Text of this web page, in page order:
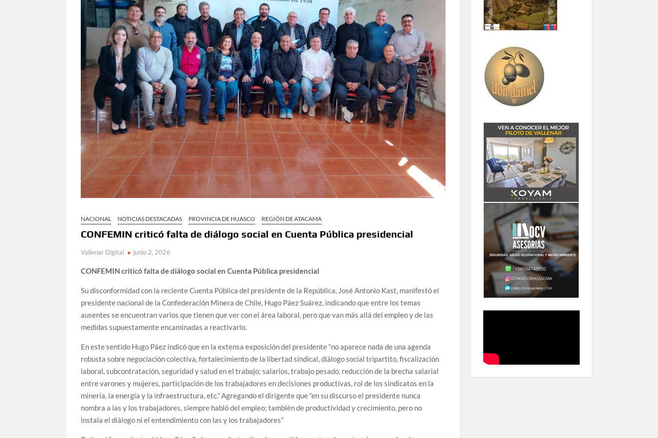
NACIONAL NOTICIAS DESTACADAS PROVINCIA DE HUASCO REGIÓN DE ATACAMA
CONFEMIN criticó falta de diálogo social en Cuenta Pública presidencial
Vallenar Digital junio 2, 2026
CONFEMIN criticó falta de diálogo social en Cuenta Pública presidencial
Su disconformidad con la reciente Cuenta Pública del presidente de la República, José Antonio Kast, manifestó el
presidente nacional de la Confederación Minera de Chile, Hugo Páez Suárez, indicando que entre los temas
ausentes se encuentran varios que tienen que ver con el área laboral, pero que van más allá del empleo y de las
medidas supuestamente encaminadas a reactivarlo.
En este sentido Hugo Páez indicó que en la extensa exposición del presidente “no aparece nada de una agenda
robusta sobre negociación colectiva, fortalecimiento de la libertad sindical, diálogo social tripartito, fiscalización
laboral, subcontratación, seguridad y salud en el trabajo; salarios, trabajo pesado, reducción de la brecha salarial
entre varones y mujeres, participación de los trabajadores en decisiones productivas, rol de los sindicatos en la
minería, la energía y la infraestructura, etc.” Agregando el dirigente que “en su discurso el presidente nunca
nombra a las y los trabajadores, siempre habló del empleo; también de productividad y crecimiento, pero no
instala el diálogo ni el entendimiento con las y los trabajadores”